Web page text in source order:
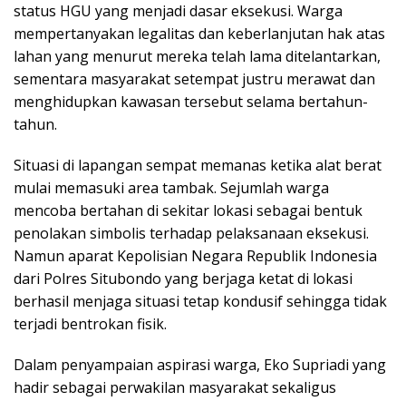
status HGU yang menjadi dasar eksekusi. Warga
mempertanyakan legalitas dan keberlanjutan hak atas
lahan yang menurut mereka telah lama ditelantarkan,
sementara masyarakat setempat justru merawat dan
menghidupkan kawasan tersebut selama bertahun-
tahun.
Situasi di lapangan sempat memanas ketika alat berat
mulai memasuki area tambak. Sejumlah warga
mencoba bertahan di sekitar lokasi sebagai bentuk
penolakan simbolis terhadap pelaksanaan eksekusi.
Namun aparat Kepolisian Negara Republik Indonesia
dari Polres Situbondo yang berjaga ketat di lokasi
berhasil menjaga situasi tetap kondusif sehingga tidak
terjadi bentrokan fisik.
Dalam penyampaian aspirasi warga, Eko Supriadi yang
hadir sebagai perwakilan masyarakat sekaligus